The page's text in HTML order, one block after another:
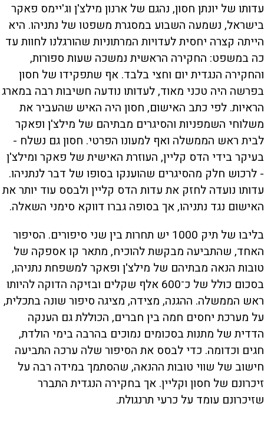
עדותו של יונתן חסון, נהגם של ארנון מילצ'ן וג'יימס פאקר
בישראל, נשמעה השבוע במסגרת משפטו של נתניהו. היא
הייתה קצרה יחסית לעדויות המרתוניות שהורגלנו לחוות עד
כה במשפט: החקירה הראשית נמשכה שעות ספורות,
והחקירה הנגדית יום וחצי בלבד. אף שתפקידו של חסון
בפרשה היה טכני מאוד, לעדותו נודעה חשיבות רבה במארג
הראיות. לפי כתב האישום, חסון היה האיש שהעביר את
משלוחי השמפניות והסיגרים מבתיהם של מילצ'ן ופאקר
לבית ראש הממשלה ואף למעונו הפרטי. חסון גם נשלח -
בעיקר בידי הדס קליין, העוזרת האישית של פאקר ומילצ'ן
- לרכוש חלק מהסיגרים שהוענקו בסופו של דבר לנתניהו.
עדותו נועדה לחזק את עדות הדס קליין ולבסס עוד יותר את
האישום נגד נתניהו, אך בסופה גברו דווקא סימני השאלה.
בליבו של תיק 1000 יש תחרות בין שני סיפורים. הסיפור
האחד, שהתביעה מבקשת להוכיח, מתאר קו אספקה של
טובות הנאה מבתיהם של מילצ'ן ופאקר למשפחת נתניהו,
בסכום כולל של כ־600 אלף שקלים ובזיקה הדוקה להיותו
ראש הממשלה. ההגנה, מצידה, מציגה סיפור שונה בתכלית,
על מערכת יחסים חמה בין חברים, הכוללת גם הענקה
הדדית של מתנות בסכומים נמוכים בהרבה בימי הולדת,
חגים וכדומה. כדי לבסס את הסיפור שלה ערכה התביעה
חישוב של שווי טובות ההנאה, שהסתמך במידה רבה על
זיכרונם של חסון וקליין. אך בחקירה הנגדית התברר
שזיכרונם עומד על כרעי תרנגולת.